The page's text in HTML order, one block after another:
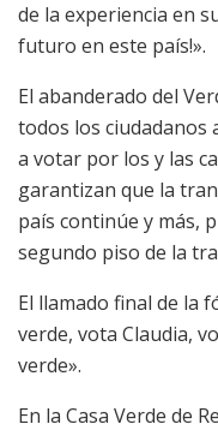
de la experiencia en
futuro en este país!».
El abanderado del
todos los ciudadanos
a votar por los y las
garantizan que la
país continúe y más,
segundo piso de la
El llamado final de la
verde, vota Claudia,
verde».
En la Casa Verde de